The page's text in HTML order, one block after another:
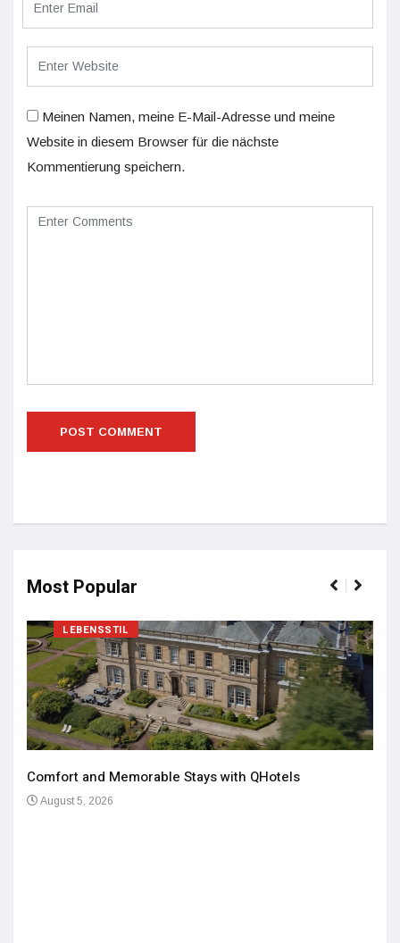
Meinen Namen, meine E-Mail-Adresse und meine
Website in diesem Browser für die nächste
Kommentierung speichern.
Most Popular
LEBENSSTIL
Comfort and Memorable Stays with QHotels
August 5, 2026